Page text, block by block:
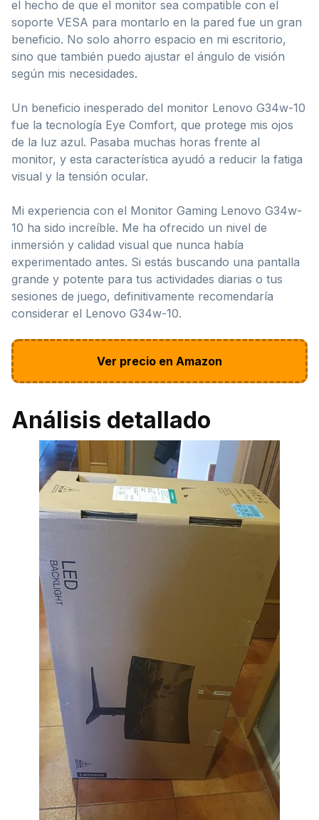
el hecho de que el monitor sea compatible con el
soporte VESA para montarlo en la pared fue un gran
beneficio. No solo ahorro espacio en mi escritorio,
sino que también puedo ajustar el ángulo de visión
según mis necesidades.
Un beneficio inesperado del monitor Lenovo G34w-10
fue la tecnología Eye Comfort, que protege mis ojos
de la luz azul. Pasaba muchas horas frente al
monitor, y esta característica ayudó a reducir la fatiga
visual y la tensión ocular.
Mi experiencia con el Monitor Gaming Lenovo G34w-
10 ha sido increíble. Me ha ofrecido un nivel de
inmersión y calidad visual que nunca había
experimentado antes. Si estás buscando una pantalla
grande y potente para tus actividades diarias o tus
sesiones de juego, definitivamente recomendaría
considerar el Lenovo G34w-10.
Ver precio en Amazon
Análisis detallado